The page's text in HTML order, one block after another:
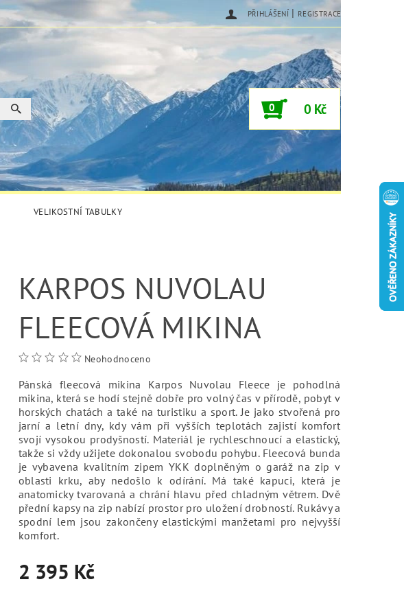
PŘIHLÁŠENÍ | REGISTRACE
0 0 Kč
VELIKOSTNÍ TABULKY
KARPOS NUVOLAU
FLEECOVÁ MIKINA
Neohodnoceno
Pánská fleecová mikina Karpos Nuvolau Fleece je pohodlná
mikina, která se hodí stejně dobře pro volný čas v přírodě, pobyt v
horských chatách a také na turistiku a sport. Je jako stvořená pro
jarní a letní dny, kdy vám při vyšších teplotách zajistí komfort
svojí vysokou prodyšností. Materiál je rychleschnoucí a elastický,
takže si vždy užijete dokonalou svobodu pohybu. Fleecová bunda
je vybavena kvalitním zipem YKK doplněným o garáž na zip v
oblasti krku, aby nedošlo k odírání. Má také kapuci, která je
anatomicky tvarovaná a chrání hlavu před chladným větrem. Dvě
přední kapsy na zip nabízí prostor pro uložení drobností. Rukávy a
spodní lem jsou zakončeny elastickými manžetami pro nejvyšší
komfort.
2 395 Kč